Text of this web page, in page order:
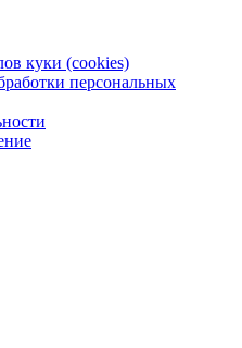
куки (cookies)
персональных